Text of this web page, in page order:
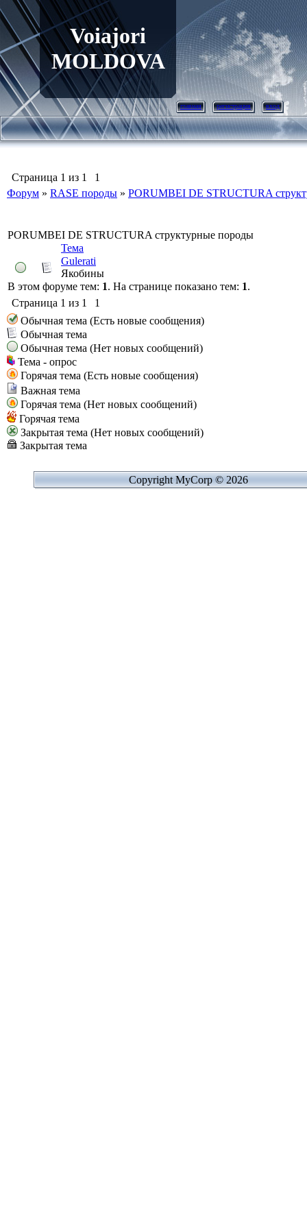
Voiajori
MOLDOVA
главная регистрация вход
Страница 1 из 1
1
Форум » RASE породы » PORUMBEI DE STRUCTURA
PORUMBEI DE STRUCTURA структурные породы
Тема
Gulerati
Якобины
В этом форуме тем: 1. На странице показано тем: 1.
Страница 1 из 1
1
Обычная тема (Есть новые сообщения)
Обычная тема
Обычная тема (Нет новых сообщений)
Тема - опрос
Горячая тема (Есть новые сообщения)
Важная тема
Горячая тема (Нет новых сообщений)
Горячая тема
Закрытая тема (Нет новых сообщений)
Закрытая тема
Copyright MyCorp © 2026